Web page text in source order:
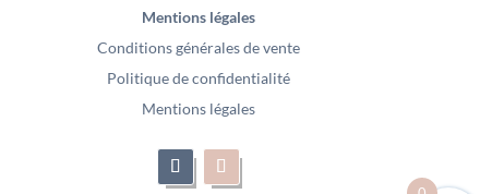
Mentions légales
Conditions générales de vente
Politique de confidentialité
Mentions légales